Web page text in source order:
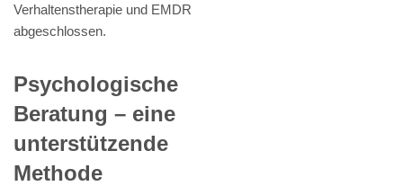
Verhaltenstherapie und EMDR
abgeschlossen.
Psychologische
Beratung – eine
unterstützende
Methode